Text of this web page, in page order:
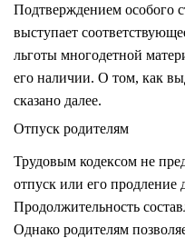
Подтверждением особого
выступает
льготы многодетной
его наличии. О том, как
сказано далее.
Отпуск родителям
Трудовым кодексом не
отпуск или его продление
Продолжительность
Однако родителям